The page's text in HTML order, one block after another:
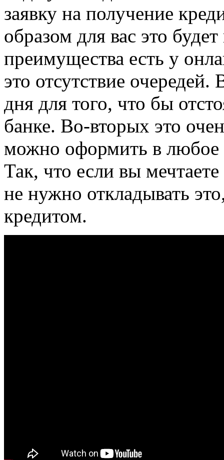
заявку на получение
образом для вас это
преимущества есть у
это отсутствие
дня для того, что бы
банке. Во-вторых это
можно оформить в любое
Так, что если вы
не нужно откладывать
кредитом.